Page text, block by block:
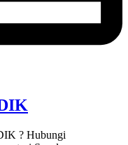
? Hubungi